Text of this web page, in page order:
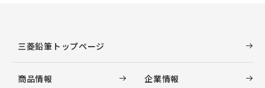
三菱鉛筆トップページ
商品情報 企業情報